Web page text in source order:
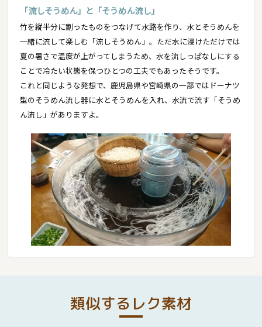
「流しそうめん」と「そうめん流し」
竹を縦半分に割ったものをつなげて水路を作り、水とそうめんを
一緒に流して楽しむ「流しそうめん」。ただ水に浸けただけでは
夏の暑さで温度が上がってしまうため、水を流しっぱなしにする
ことで冷たい状態を保つひとつの工夫でもあったそうです。
これと同じような発想で、鹿児島県や宮崎県の一部ではドーナツ
型のそうめん流し器に水とそうめんを入れ、水流で流す「そうめ
ん流し」がありますよ。
類似するレク素材